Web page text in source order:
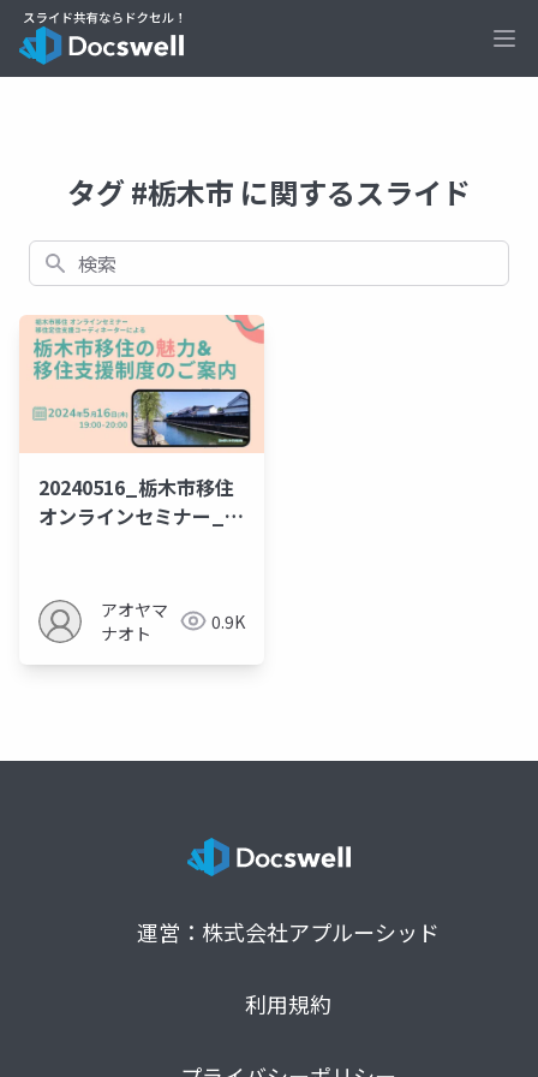
タグ #栃木市 に関するスライド
検索
20240516_栃木市移住
オンラインセミナー_公
アオヤマ
ナオト
0.9K
運営：株式会社アプルーシッド
利用規約